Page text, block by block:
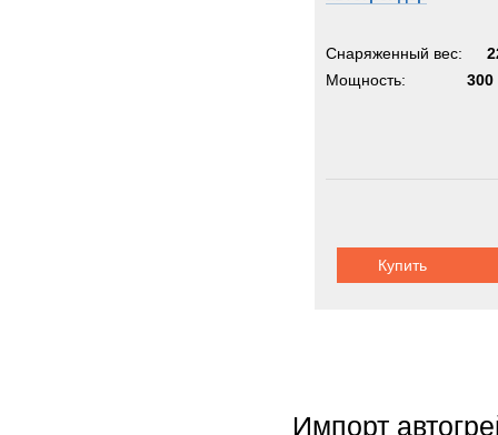
Снаряженный вес:
Мощность:
300
Купить
Импорт